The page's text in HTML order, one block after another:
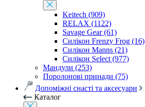
Keitech (909)
RELAX (1122)
Savage Gear (61)
Силікон Frenzy Frog (16)
Силікон Manns (21)
Силікон Select (977)
Мандули (253)
Поролонові принади (75)
Допоміжні снасті та аксесуари
Каталог